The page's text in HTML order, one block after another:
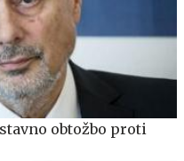
obtožbo proti